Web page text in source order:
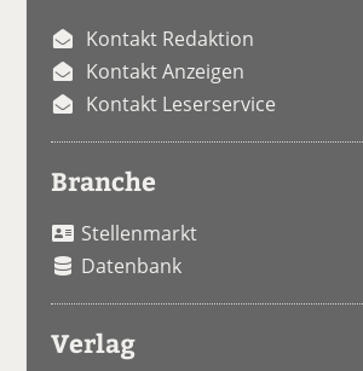
Kontakt Redaktion
Kontakt Anzeigen
Kontakt Leserservice
Branche
Stellenmarkt
Datenbank
Verlag